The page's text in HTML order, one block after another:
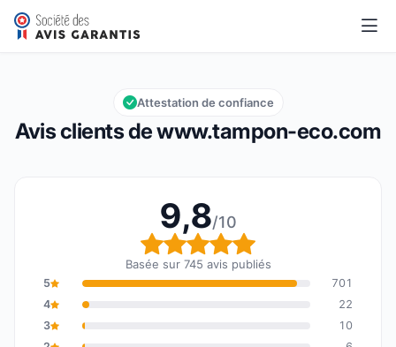
www.tampon-eco.com
Note globale : 9,8 sur 10
9,8/10
Avis clients de www.tampon-eco.com
Attestation de confiance
9,8/10
Note globale : 9,8 sur
Basée sur 745 avis publiés
5
701
4
22
3
10